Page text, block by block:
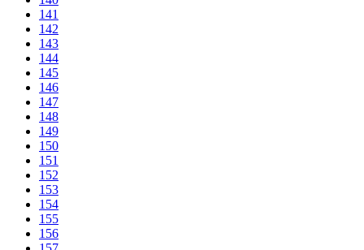
141
142
143
144
145
146
147
148
149
150
151
152
153
154
155
156